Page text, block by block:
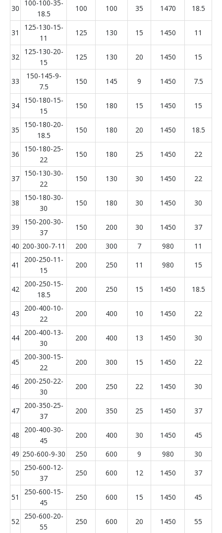
30
100-100-35-
18.5
100 100 35 1470 18.5
31
125-130-15-
11
125 130 15 1450 11
32
125-130-20-
15
125 130 20 1450 15
33
150-145-9-
7.5
150 145 9 1450 7.5
34
150-180-15-
15
150 180 15 1450 15
35
150-180-20-
18.5
150 180 20 1450 18.5
36
150-180-25-
22
150 180 25 1450 22
37
150-130-30-
22
150 130 30 1450 22
38
150-180-30-
30
150 180 30 1450 30
39
150-200-30-
37
150 200 30 1450
37
40 200-300-7-11 200 300 7 980
11
41
200-250-11-
15
200 250 11 980 15
42
200-250-15-
18.5
200 250 15 1450 18.5
43
200-400-10-
22
200 400 10 1450 22
44
200-400-13-
30
200 400 13 1450 30
45
200-300-15-
22
200 300 15 1450 22
46
200-250-22-
30
200 250 22 1450 30
47
200-350-25-
37
200 350 25 1450 37
48
200-400-30-
45
200 400 30 1450
45
49 250-600-9-30 250 600 9 980
30
50
250-600-12-
37
250 600 12 1450 37
51
250-600-15-
45
250 600 15 1450 45
52
250-600-20-
55
250 600 20 1450 55